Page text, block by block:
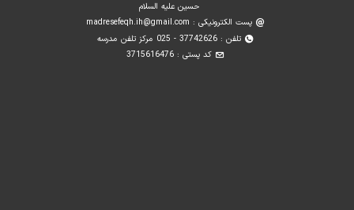
حسین علیه السلام
پست الکترونیکی : madresefeqh.ih@gmail.com
تلفن : 37742626 - 025 مرکز تلفن مدرسه
کد پستی : 3715616476